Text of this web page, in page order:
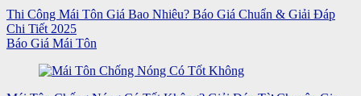
Thi Công Mái Tôn Giá Bao Nhiêu? Báo Giá Chuẩn & Giải Đáp
Chi Tiết 2025
Báo Giá Mái Tôn